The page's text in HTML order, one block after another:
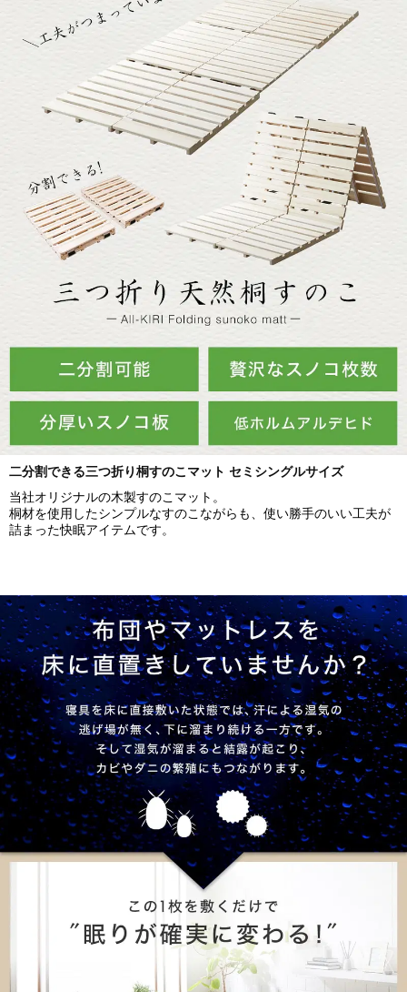
▼三つ折り桐すのこマット単品のみ
セミシングルショート
シングルショート
セミダブル
ダブル
クイーン
▼三つ折り桐すのこマットと三つ折りポケットコイルマットレス
シングル
セミダブル
ダブル
▼三つ折り桐すのこマットと三つ折りウレタンマットレスとのセ
ット
セミシングルショート
シングルショート
セミダブル
ダブル
クイーン
▼三つ折り檜すのこマット単品のみ
セミシングル
シングル
セミダブル
ダブル
▼三つ折り檜すのこマットと三つ折りポケットコイルマットレス
とのセット
セミシングル
二分割できる三つ折り桐すのこマット セミシングルサイズ
当社オリジナルの木製すのこマット。
桐材を使用したシンプルなすのこながらも、使い勝手のいい工夫が
詰まった快眠アイテムです。